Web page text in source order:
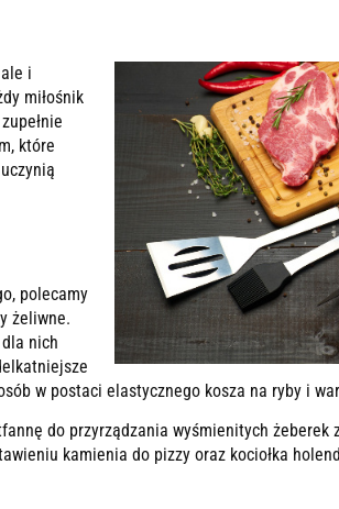
i
miłośnik
które
polecamy
żeliwne.
nich
w postaci elastycznego kosza na ryby i
do przyrządzania wyśmienitych
kamienia do pizzy oraz kociołka